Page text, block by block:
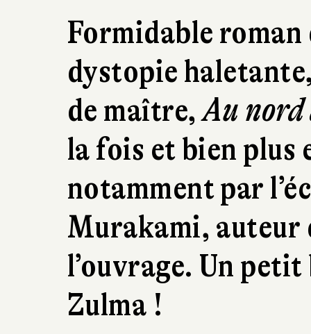
Formidable
dystopie
de maître,Au nord
la fois et bien plus
notamment par
Murakami, auteur
l’ouvrage. Un
Zulma !